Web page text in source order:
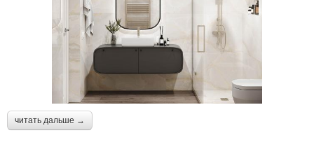
читать дальше →